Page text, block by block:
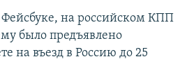
на российском КПП
было предъявлено
на въезд в Россию до 25